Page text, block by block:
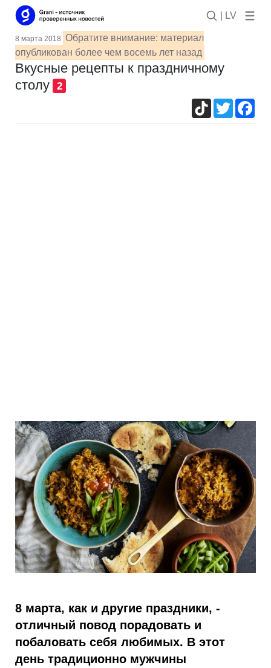
| LV
8 марта 2018 Обратите внимание: материал
опубликован более чем восемь лет назад
Вкусные рецепты к праздничному
столу
2
TikTokTwitter
8 марта, как и другие праздники, -
отличный повод порадовать и
побаловать себя любимых. В этот
день традиционно мужчины